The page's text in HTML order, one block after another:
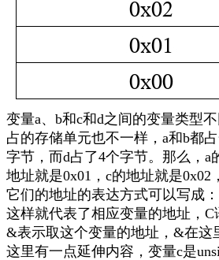
变量a、 b和c和d之间的变量类型
占的存储单元也不一样， a和b都
字节，而d占了4个字节。那么， a
地址就是0x01 ， c的地址就是0x02 ，
它们的地址的表达方式可以写成：
这样就代表了相应变量的地址， C
&表示取这个变量的地址， &在这
这里有一点延伸内容， 变量c是